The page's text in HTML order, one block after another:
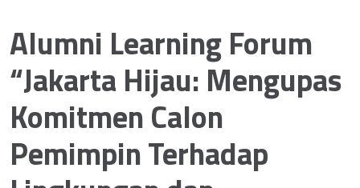
Alumni Learning Forum
“Jakarta Hijau: Mengupas
Komitmen Calon
Pemimpin Terhadap